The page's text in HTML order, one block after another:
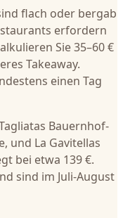
flach oder bergab
erfordern
Sie 35–60 €
Takeaway.
einen Tag
Bauernhof-
und La Gavitellas
bei etwa 139 €.
sind im Juli-August